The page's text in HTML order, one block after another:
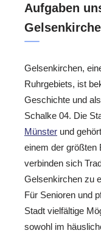
Aufgaben
Gelsenkirchen,
Ruhrgebiets, ist
Geschichte und
Schalke 04. Die
Münster und
einem der größten
verbinden sich
Gelsenkirchen zu
Für Senioren und
Stadt vielfältige
sowohl im